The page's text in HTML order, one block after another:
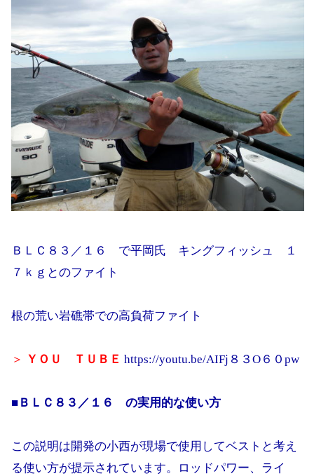
ＢＬＣ８３／１６ で平岡氏 キングフィッシュ １
７ｋｇとのファイト
根の荒い岩礁帯での高負荷ファイト
＞ ＹＯＵ ＴＵＢＥ https://youtu.be/AIFj８３O６０pw
■ ＢＬＣ８３／１６ の実用的な使い方
この説明は開発の小西が現場で使用してベストと考え
る使い方が提示されています。ロッドパワー、ライ